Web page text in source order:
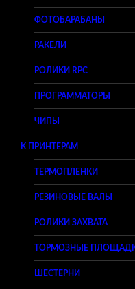
ФОТОБАРАБАНЫ
РАКЕЛИ
РОЛИКИ RPC
ПРОГРАММАТОРЫ
ЧИПЫ
К ПРИНТЕРАМ
ТЕРМОПЛЕНКИ
РЕЗИНОВЫЕ ВАЛЫ
РОЛИКИ ЗАХВАТА
ТОРМОЗНЫЕ
ШЕСТЕРНИ